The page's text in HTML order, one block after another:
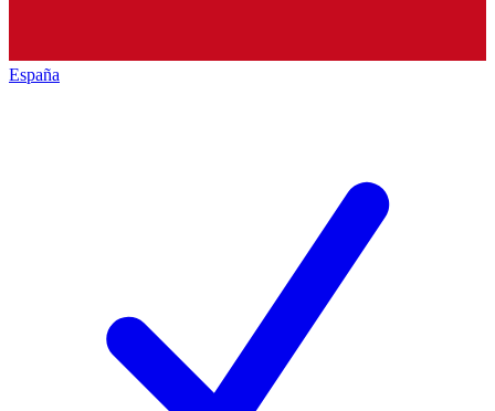
España